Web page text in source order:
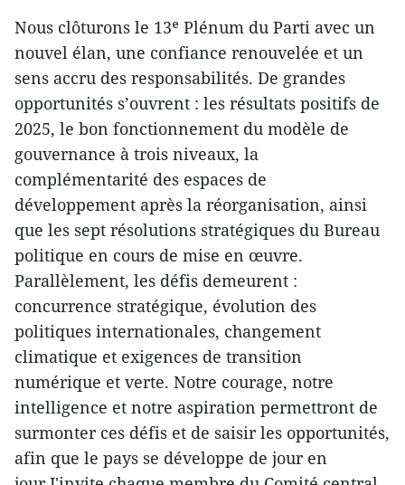
Nous clôturons le 13ᵉ Plénum du Parti avec un
nouvel élan, une confiance renouvelée et un
sens accru des responsabilités. De grandes
opportunités s’ouvrent : les résultats positifs de
2025, le bon fonctionnement du modèle de
gouvernance à trois niveaux, la
complémentarité des espaces de
développement après la réorganisation, ainsi
que les sept résolutions stratégiques du Bureau
politique en cours de mise en œuvre.
Parallèlement, les défis demeurent :
concurrence stratégique, évolution des
politiques internationales, changement
climatique et exigences de transition
numérique et verte. Notre courage, notre
intelligence et notre aspiration permettront de
surmonter ces défis et de saisir les opportunités,
afin que le pays se développe de jour en